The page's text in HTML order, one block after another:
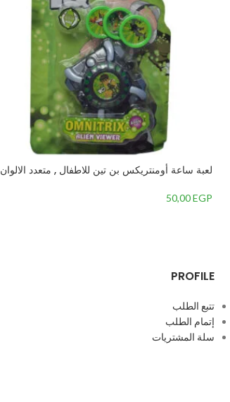
لعبة ساعة أومنتريكس بن تين للاطفال , متعدد الالوان
50,00EGP
PROFILE
تتبع الطلب
إتمام الطلب
سلة المشتريات